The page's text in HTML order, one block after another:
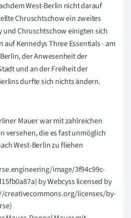
West-Berlin nicht darauf
Chruschtschow ein zweites
und Chruschtschow einigten sich
auf Kennedys Three Essentials - am
der Anwesenheit der
und an der Freiheit der
durfte sich nichts ändern.
Mauer war mit zahlreichen
versehen, die es fast unmöglich
West-Berlin zu fliehen
image/3f94c99c-
by Webcyss licensed by
creativecommons.org/licenses/by-